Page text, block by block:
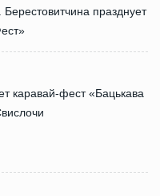
празднует
каравай-фест «Бацькава